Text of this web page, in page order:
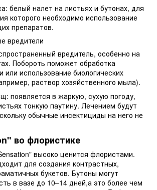
белый налет на листьях и бутонах, для
которого необходимо использование
препаратов.
вредители
вредитель, особенно на
Побороть поможет обработка
или использование биологических
раствор хозяйственного мыла).
появляется в жаркую, сухую погоду,
тонкую паутину. Лечением будут
обычные инсектициды на него не
во флористике
высоко ценится флористами.
для создания контрастных,
букетов. Бутоны могут
в вазе до 10–14 дней,а это более чем